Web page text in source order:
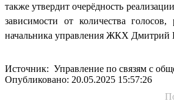
также утвердит очерёдность
зависимости от количества голосов,
начальника управления ЖКХ Дмитрий
Источник: Управление по связям с
Опубликовано: 20.05.2025 15:57:26